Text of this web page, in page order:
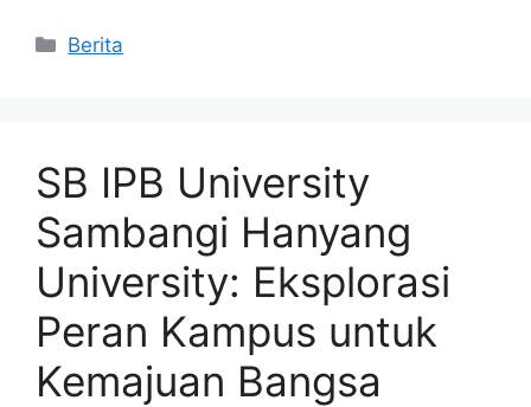
Kategori
Berita
SB IPB University
Sambangi Hanyang
University: Eksplorasi
Peran Kampus untuk
Kemajuan Bangsa